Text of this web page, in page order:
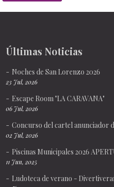
Últimas Noticias
Noches de San Lorenzo 2026
23 Jul, 2026
Escape Room "LA CARAVANA"
06 Jul, 2026
Concurso del cartel anunciador
02 Jul, 2026
Piscinas Municipales 2026
11 Jun, 2025
Ludoteca de verano -